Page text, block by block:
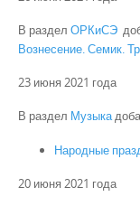
В раздел ОРКиСЭ
Вознесение. Семик.
23 июня 2021 года
В раздел Музыка
Народные
20 июня 2021 года